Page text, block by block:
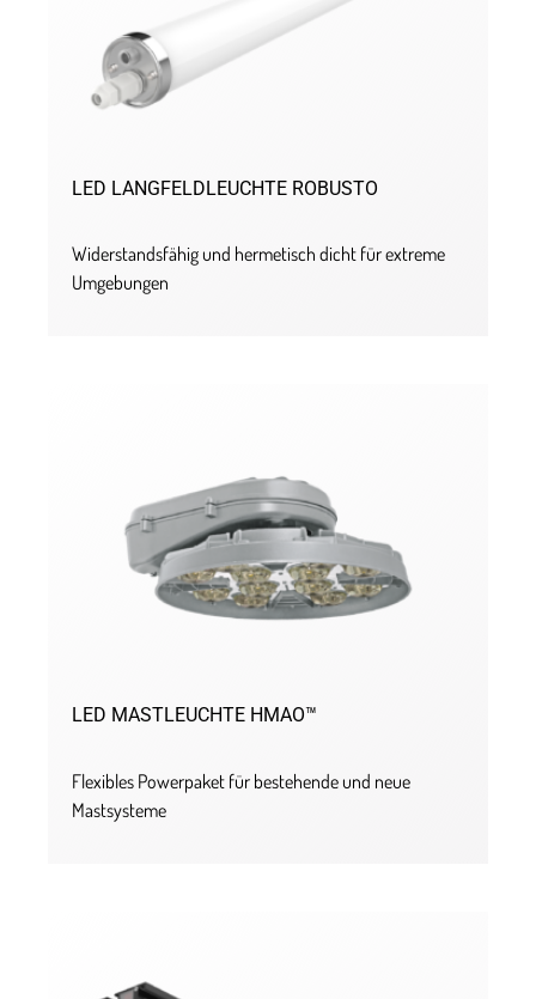
LED LANGFELDLEUCHTE ROBUSTO
Widerstandsfähig und hermetisch dicht für extreme
Umgebungen
LED MASTLEUCHTE HMAO™
Flexibles Powerpaket für bestehende und neue
Mastsysteme